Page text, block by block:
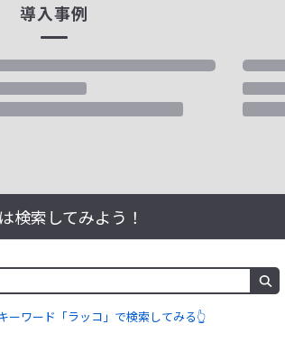
導入事例
検索してみよう！
ーワード「ラッコ」で検索してみる👆